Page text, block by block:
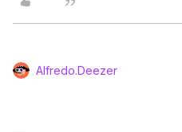
Alfredo.Deezer